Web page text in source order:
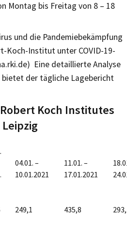
Montag bis Freitag von 8 – 18
und die Pandemiebekämpfung
Koch-Institut unter COVID-19-
Eine detaillierte Analyse
der tägliche Lagebericht
Koch Institutes
04.01. –
10.01.2021
11.01. –
17.01.2021
249,1 435,8